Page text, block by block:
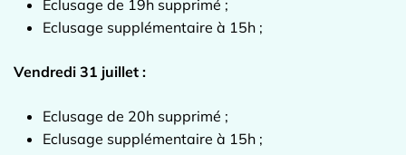
Eclusage de 19h supprimé ;
Eclusage supplémentaire à 15h ;
Vendredi 31 juillet :
Eclusage de 20h supprimé ;
Eclusage supplémentaire à 15h ;